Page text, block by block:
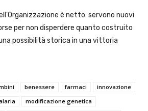
è netto: servono nuovi
per non disperdere quanto costruito
possibilità storica in una vittoria
benessere farmaci
innovazione
modificazione genetica